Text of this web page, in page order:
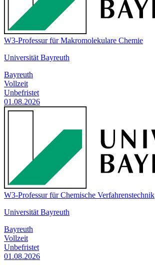
W3-Professur für Makromolekulare Chemie
Universität Bayreuth
Bayreuth
Vollzeit
Unbefristet
01.08.2026
W3-Professur für Chemische Verfahrenstechnik
Universität Bayreuth
Bayreuth
Vollzeit
Unbefristet
01.08.2026